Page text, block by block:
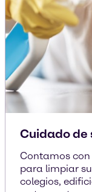
Cuidado de
Contamos
para limpiar
colegios,